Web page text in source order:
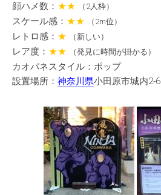
顔ハメ数： ★★ （2人枠）
スケール感： ★★ （2m位）
レトロ感： ★ （新しい）
レア度： ★★ （発見に時間が掛かる）
カオパネスタイル：ポップ
設置場所： 神奈川県小田原市城内2-6